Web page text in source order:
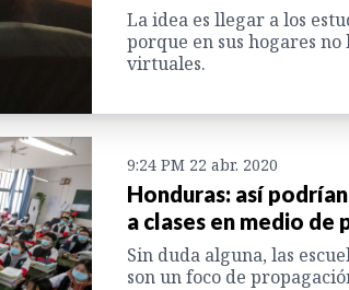
La idea es llegar a los
porque en sus hogares
virtuales.
9:24 PM 22 abr. 2020
Honduras: así
a clases en medio de
Sin duda alguna, las
son un foco de